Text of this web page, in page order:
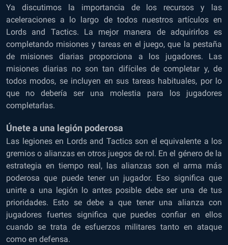
Ya discutimos la importancia de los recursos y las
aceleraciones a lo largo de todos nuestros artículos en
Lords and Tactics. La mejor manera de adquirirlos es
completando misiones y tareas en el juego, que la pestaña
de misiones diarias proporciona a los jugadores. Las
misiones diarias no son tan difíciles de completar y, de
todos modos, se incluyen en sus tareas habituales, por lo
que no debería ser una molestia para los jugadores
completarlas.
Únete a una legión poderosa
Las legiones en Lords and Tactics son el equivalente a los
gremios o alianzas en otros juegos de rol. En el género de la
estrategia en tiempo real, las alianzas son el arma más
poderosa que puede tener un jugador. Eso significa que
unirte a una legión lo antes posible debe ser una de tus
prioridades. Esto se debe a que tener una alianza con
jugadores fuertes significa que puedes confiar en ellos
cuando se trata de esfuerzos militares tanto en ataque
como en defensa.